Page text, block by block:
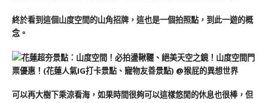
終於看到這個山度空間的山角招牌，這也是一個拍照點，到此一遊的概
念。
可以再大樹下乘涼看海，如果時間很夠可以這樣悠閒的休息也很棒，但